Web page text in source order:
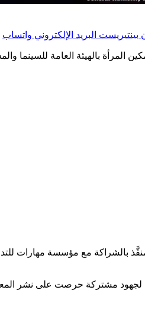
بينتيريست البريد الإلكتروني واتساب
المرأة بالهيئة العامة للسينما
بالشراكة مع مؤسسة مهارات
لجهود مشتركة حرصت على نشر